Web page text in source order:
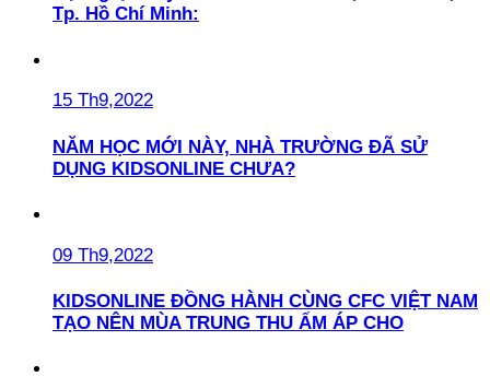
Tp. Hồ Chí Minh:
15 Th9,2022
NĂM HỌC MỚI NÀY, NHÀ TRƯỜNG ĐÃ SỬ
DỤNG KIDSONLINE CHƯA?
09 Th9,2022
KIDSONLINE ĐỒNG HÀNH CÙNG CFC VIỆT NAM
TẠO NÊN MÙA TRUNG THU ẤM ÁP CHO